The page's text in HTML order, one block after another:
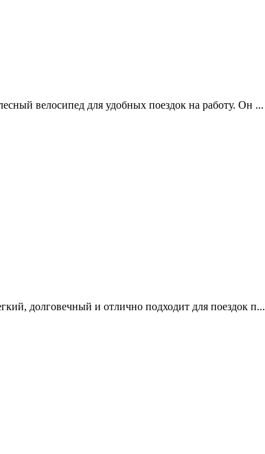
велосипед для удобных поездок на работу. Он ...
долговечный и отлично подходит для поездок п...